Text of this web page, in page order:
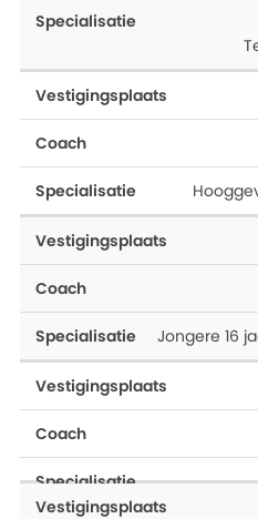
Jongere 16